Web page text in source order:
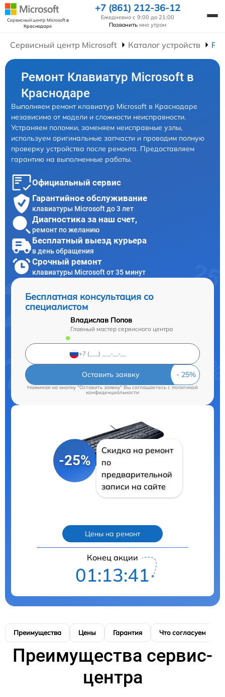
Сервисный центр Microsoftв
Краснодаре
+7 (861) 212-36-12
Ежедневно с 9:00 до 21:00
Позвонить мне утром
Сервисный центр Microsoft Каталог устройств
Ремонт Клавиатур Microsoft в
Краснодаре
Выполняем ремонт клавиатур Microsoft в Краснодаре
независимо от модели и сложности неисправности.
Устраняем поломки, заменяем неисправные узлы,
используем оригинальные запчасти и проводим полную
проверку устройства после ремонта. Предоставляем
гарантию на выполненные работы.
Официальный сервис
Гарантийное обслуживание
клавиатуры Microsoft до 3 лет
Диагностика за наш счет,
ремонт по желанию
Бесплатный выезд курьера
в день обращения
Срочный ремонт
клавиатуры Microsoft от 35 минут
Бесплатная консультация со
специалистом
Владислав Попов
Главный мастер сервисного центра
Оставить заявку
Нажимая на кнопку "Оставить заявку" Вы соглашаетесь cполитикой
конфиденциальности
-25%
Скидка на ремонт
по
предварительной
записи на сайте
Цены на ремонт
Конец акции
01:13:40
Преимущества Цены Гарантия Что согласуем
Преимущества сервис-
центра